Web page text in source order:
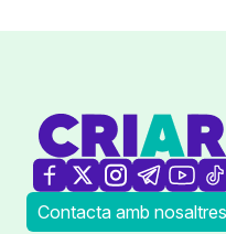
Contacta amb nosaltres